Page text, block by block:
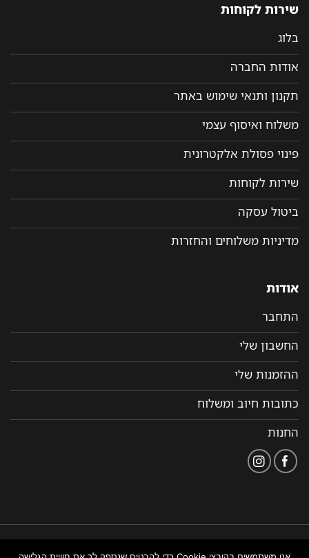
שירות לקוחות
בלוג
אודות החברה
תקנון ותנאי שימוש באתר
משלוח ואיסוף עצמי
פינוי פסולת אלקטרונית
שירות לקוחות
ביטול עסקה
מדיניות משלוחים והחזרות
אודות
התחבר
החשבון שלי
ההזמנות שלי
כתובות חיוב ומשלוח
החנות